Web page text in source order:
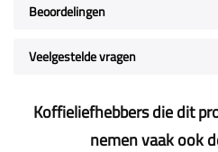
Beoordelingen
Veelgestelde vragen
Koffieliefhebbers die dit
nemen vaak ook